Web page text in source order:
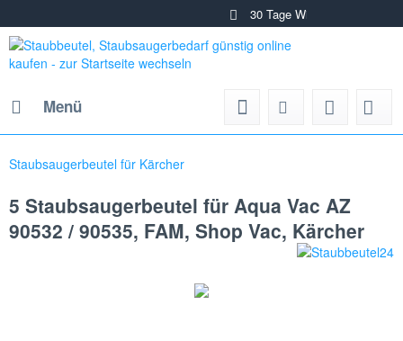
Menü
Staubsaugerbeutel für Kärcher
5 Staubsaugerbeutel für Aqua Vac AZ
90532 / 90535, FAM, Shop Vac, Kärcher